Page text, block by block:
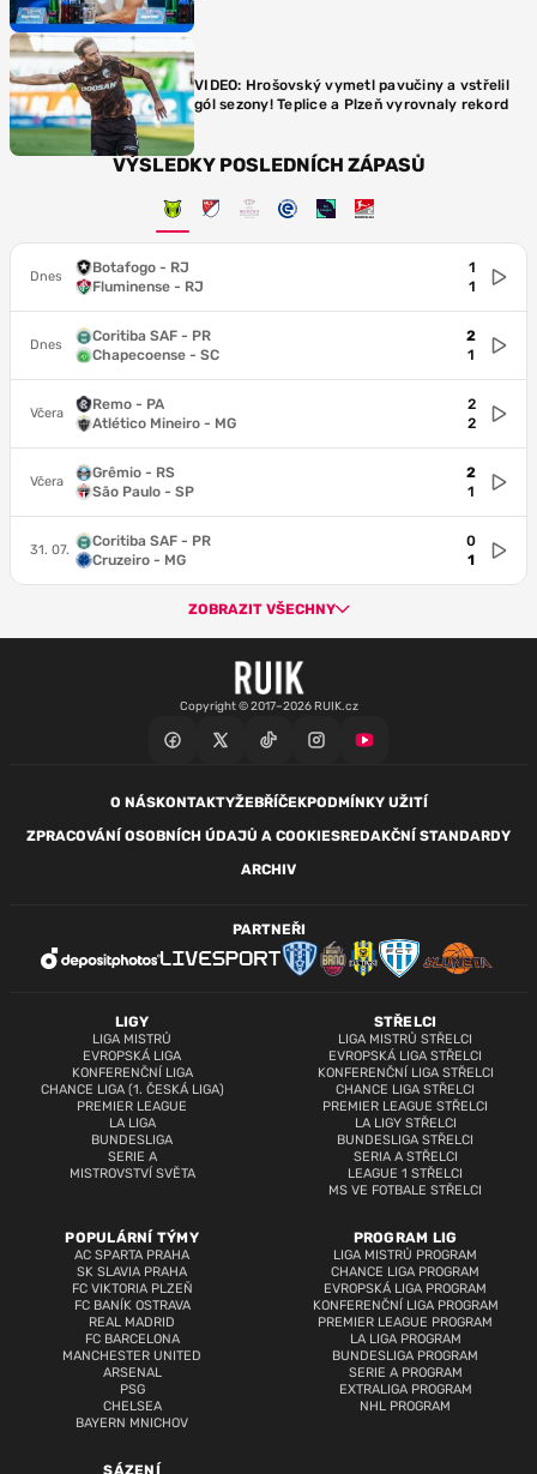
VIDEO: Hrošovský vymetl pavučiny a vstřelil
gól sezony! Teplice a Plzeň vyrovnaly rekord
VÝSLEDKY POSLEDNÍCH ZÁPASŮ
Dnes
Botafogo - RJ
Fluminense - RJ
1
1
Dnes
Coritiba SAF - PR
Chapecoense - SC
2
1
Včera
Remo - PA
Atlético Mineiro - MG
2
2
Včera
Grêmio - RS
São Paulo - SP
2
1
31. 07.
Coritiba SAF - PR
Cruzeiro - MG
0
1
ZOBRAZIT VŠECHNY
Copyright © 2017–2026 RUIK.cz
O NÁSKONTAKTYŽEBŘÍČEKPODMÍNKY UŽITÍ
ZPRACOVÁNÍ OSOBNÍCH ÚDAJŮ A COOKIESREDAKČNÍ STANDARDY
ARCHIV
LIGY
LIGA MISTRŮ
EVROPSKÁ LIGA
KONFERENČNÍ LIGA
CHANCE LIGA (1. ČESKÁ LIGA)
PREMIER LEAGUE
LA LIGA
BUNDESLIGA
SERIE A
MISTROVSTVÍ SVĚTA
STŘELCI
LIGA MISTRŮ STŘELCI
EVROPSKÁ LIGA STŘELCI
KONFERENČNÍ LIGA STŘELCI
CHANCE LIGA STŘELCI
PREMIER LEAGUE STŘELCI
LA LIGY STŘELCI
BUNDESLIGA STŘELCI
SERIA A STŘELCI
LEAGUE 1 STŘELCI
MS VE FOTBALE STŘELCI
POPULÁRNÍ TÝMY
AC SPARTA PRAHA
SK SLAVIA PRAHA
FC VIKTORIA PLZEŇ
FC BANÍK OSTRAVA
REAL MADRID
FC BARCELONA
MANCHESTER UNITED
ARSENAL
PSG
CHELSEA
BAYERN MNICHOV
PROGRAM LIG
LIGA MISTRŮ PROGRAM
CHANCE LIGA PROGRAM
EVROPSKÁ LIGA PROGRAM
KONFERENČNÍ LIGA PROGRAM
PREMIER LEAGUE PROGRAM
LA LIGA PROGRAM
BUNDESLIGA PROGRAM
SERIE A PROGRAM
EXTRALIGA PROGRAM
NHL PROGRAM
SÁZENÍ
PARTNEŘI